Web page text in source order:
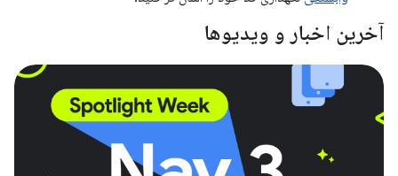
آخرین اخبار و ویدیوها